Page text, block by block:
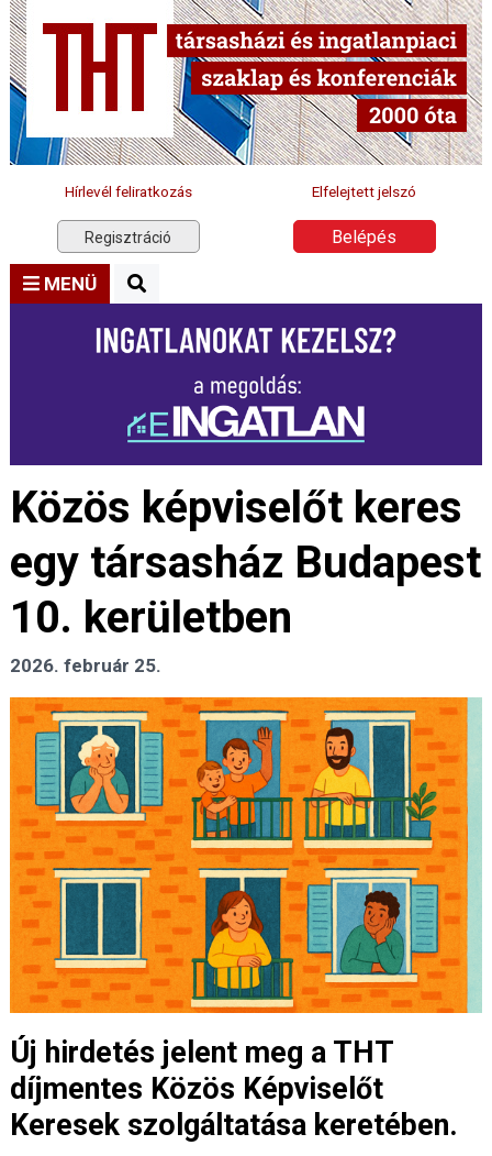
Hírlevél feliratkozás Elfelejtett jelszó
Regisztráció Belépés
MENÜ
Közös képviselőt keres
egy társasház Budapest
10. kerületben
2026. február 25.
Új hirdetés jelent meg a THT
díjmentes Közös Képviselőt
Keresek szolgáltatása keretében.